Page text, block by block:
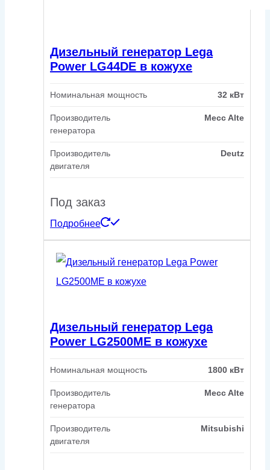
Дизельный генератор Lega
Power LG44DE в кожухе
Номинальная мощность 32 кВт
Производитель
генератора
Mecc Alte
Производитель
двигателя
Deutz
Под заказ
Подробнее
Дизельный генератор Lega
Power LG2500ME в кожухе
Номинальная мощность 1800 кВт
Производитель
генератора
Mecc Alte
Производитель
двигателя
Mitsubishi